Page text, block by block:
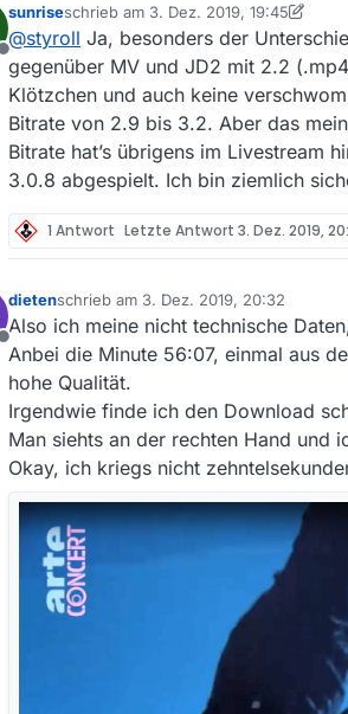
so dass ich denke, dass ist
geringerer Bitrate.
Dann musst du wohl direkt vor
verlinkten HD-Version, welche
Offline
sunriseschrieb am 3. Dez. 2019, 19:45
zuletzt editiert von sunrise12. März
@styroll Ja, besonders der
gegenüber MV und JD2 mit 2.2
Klötzchen und auch keine
Bitrate von 2.9 bis 3.2. Aber das
Bitrate hat’s übrigens im Livestream
3.0.8 abgespielt. Ich bin ziemlich
1 Antwort Letzte Antwort 3. Dez. 2019,
Offline
dietenschrieb am 3. Dez. 2019, 20:32
zuletzt editiert von
Also ich meine nicht technische
Anbei die Minute 56:07, einmal aus
hohe Qualität.
Irgendwie finde ich den Download
Man siehts an der rechten Hand und
Okay, ich kriegs nicht